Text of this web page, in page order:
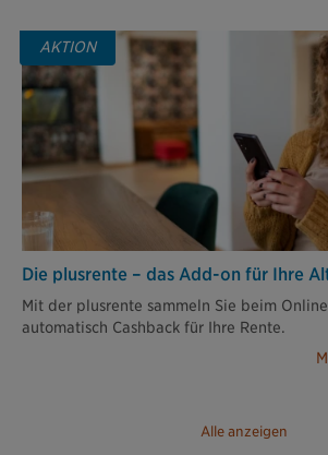
Alle anzeigen
AKTION
Die plusrente – das Add-on für Ihre
Mit der plusrente sammeln Sie beim
automatisch Cashback für Ihre Rente.